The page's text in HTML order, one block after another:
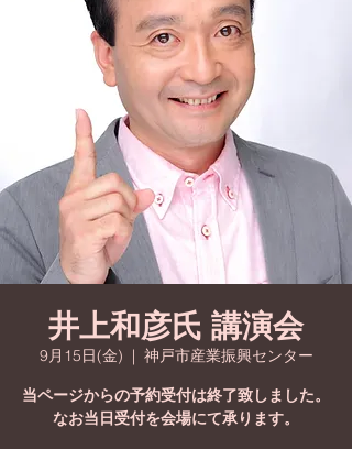
井上和彦氏 講演会
9月15日(金)
  |
神戸市産業振興センター
当ページからの予約受付は終了致しました。
なお当日受付を会場にて承ります。